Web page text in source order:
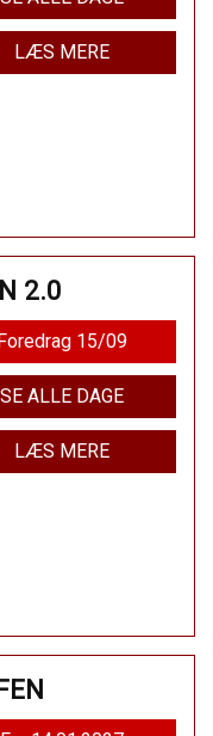
LÆS MERE
2.0
15/09
SE ALLE DAGE
LÆS MERE